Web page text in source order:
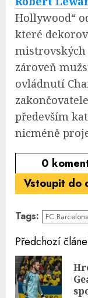
Hollywood“
které
zároveň
ovládnutí
především
nicméně
0
Vstoupit do
Tags: FC Barcelona
Continue
Reading
Předchozí